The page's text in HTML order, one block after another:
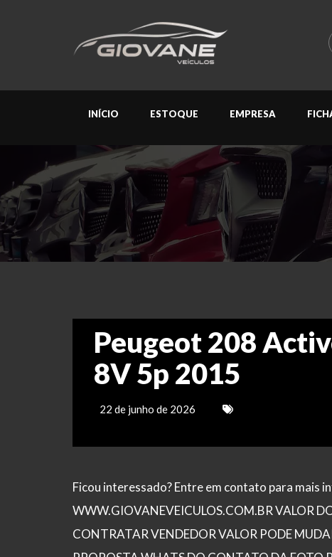
INÍCIO ESTOQUE EMPRESA
Peugeot 208
8V 5p 2015
22 de junho de 2026
Ficou interessado? Entre em contato para mais
WWW.GIOVANEVEICULOS.COM.BR VALOR
CONTRATAR VENDEDOR VALOR PODE